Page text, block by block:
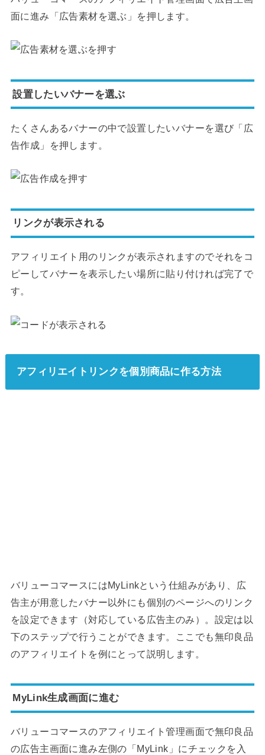
面に進み「広告素材を選ぶ」を押します。
設置したいバナーを選ぶ
たくさんあるバナーの中で設置したいバナーを選び「広
告作成」を押します。
リンクが表示される
アフィリエイト用のリンクが表示されますのでそれをコ
ピーしてバナーを表示したい場所に貼り付ければ完了で
す。
アフィリエイトリンクを個別商品に作る方法
バリューコマースにはMyLinkという仕組みがあり、広
告主が用意したバナー以外にも個別のページへのリンク
を設定できます（対応している広告主のみ）。設定は以
下のステップで行うことができます。ここでも無印良品
のアフィリエイトを例にとって説明します。
MyLink生成画面に進む
バリューコマースのアフィリエイト管理画面で無印良品
の広告主画面に進み左側の「MyLink」にチェックを入